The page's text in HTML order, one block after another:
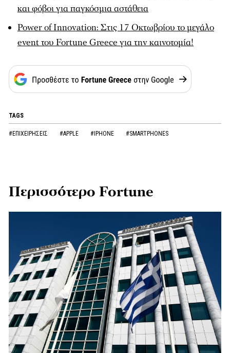
και φόβοι για παγκόσμια αστάθεια
Power of Innovation: Στις 17 Οκτωβρίου το μεγάλο
event του Fortune Greece για την καινοτομία!
TAGS
#ΕΠΙΧΕΙΡΗΣΕΙΣ #APPLE #IPHONE #SMARTPHONES
Περισσότερο Fortune